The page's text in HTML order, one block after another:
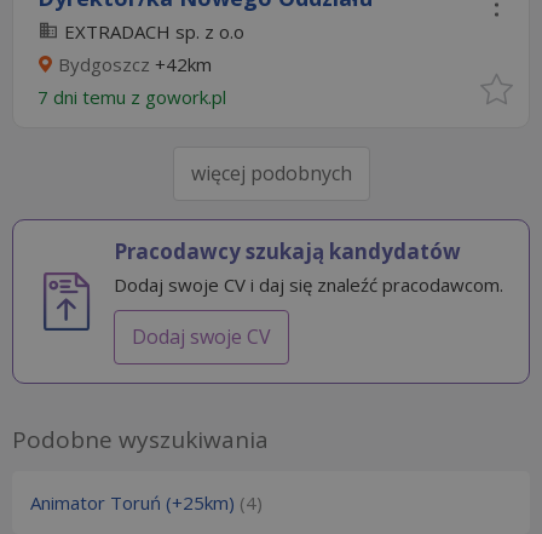
EXTRADACH sp. z o.o
Bydgoszcz +42km
7 dni temu z gowork.pl
więcej podobnych
Pracodawcy szukają kandydatów
Dodaj swoje CV i daj się znaleźć pracodawcom.
Dodaj swoje CV
Podobne wyszukiwania
Animator Toruń (+25km) (4)